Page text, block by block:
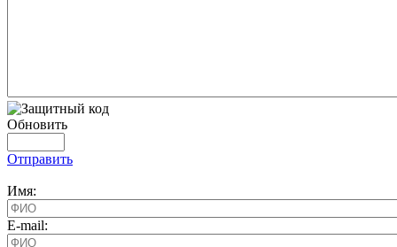
Обновить
Отправить
Имя:
E-mail: